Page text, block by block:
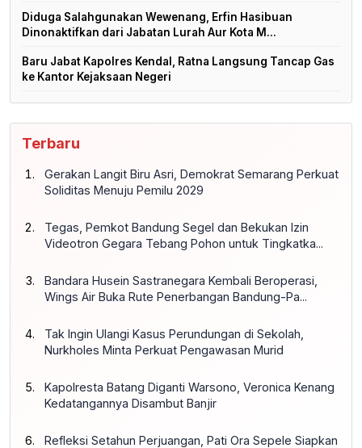
Diduga Salahgunakan Wewenang, Erfin Hasibuan
Dinonaktifkan dari Jabatan Lurah Aur Kota M...
Baru Jabat Kapolres Kendal, Ratna Langsung Tancap Gas
ke Kantor Kejaksaan Negeri
Terbaru
Gerakan Langit Biru Asri, Demokrat Semarang Perkuat
Soliditas Menuju Pemilu 2029
Tegas, Pemkot Bandung Segel dan Bekukan Izin
Videotron Gegara Tebang Pohon untuk Tingkatka...
Bandara Husein Sastranegara Kembali Beroperasi,
Wings Air Buka Rute Penerbangan Bandung-Pa...
Tak Ingin Ulangi Kasus Perundungan di Sekolah,
Nurkholes Minta Perkuat Pengawasan Murid
Kapolresta Batang Diganti Warsono, Veronica Kenang
Kedatangannya Disambut Banjir
Refleksi Setahun Perjuangan, Pati Ora Sepele Siapkan